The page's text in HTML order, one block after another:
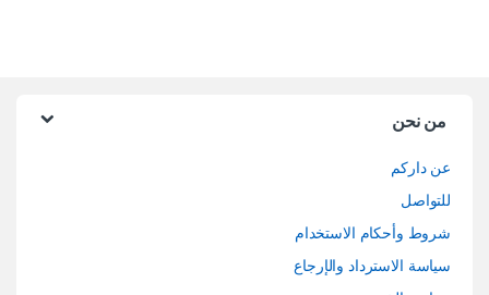
من نحن
عن داركم
للتواصل
شروط وأحكام الاستخدام
سياسة الاسترداد والإرجاع